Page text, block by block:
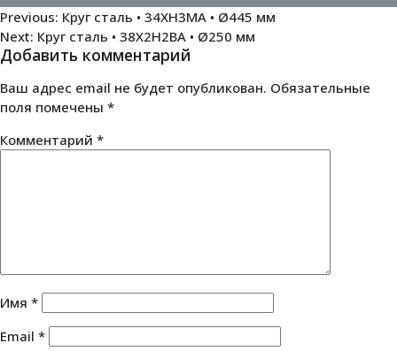
Навигация
по
записям
Previous: Круг сталь • 34ХН3МА • Ø445 мм
Next: Круг сталь • 38Х2Н2ВА • Ø250 мм
Добавить комментарий
Ваш адрес email не будет опубликован. Обязательные
поля помечены *
Комментарий *
Имя *
Email *